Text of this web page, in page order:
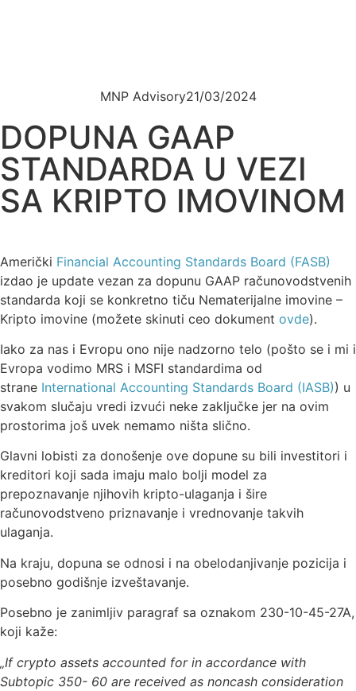
MNP Advisory21/03/2024
DOPUNA GAAP
STANDARDA U VEZI
SA KRIPTO IMOVINOM
Američki Financial Accounting Standards Board (FASB)
izdao je update vezan za dopunu GAAP računovodstvenih
standarda koji se konkretno tiču Nematerijalne imovine –
Kripto imovine (možete skinuti ceo dokument ovde).
Iako za nas i Evropu ono nije nadzorno telo (pošto se i mi i
Evropa vodimo MRS i MSFI standardima od
strane International Accounting Standards Board (IASB)) u
svakom slučaju vredi izvući neke zaključke jer na ovim
prostorima još uvek nemamo ništa slično.
Glavni lobisti za donošenje ove dopune su bili investitori i
kreditori koji sada imaju malo bolji model za
prepoznavanje njihovih kripto-ulaganja i šire
računovodstveno priznavanje i vrednovanje takvih
ulaganja.
Na kraju, dopuna se odnosi i na obelodanjivanje pozicija i
posebno godišnje izveštavanje.
Posebno je zanimljiv paragraf sa oznakom 230-10-45-27A,
koji kaže:
„If crypto assets accounted for in accordance with
Subtopic 350- 60 are received as noncash consideration